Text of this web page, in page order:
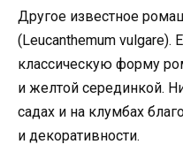
Другое известное
(Leucanthemum
классическую форму
и желтой серединкой.
садах и на клумбах
и декоративности.